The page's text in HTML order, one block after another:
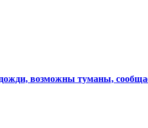
дожди, возможны туманы,